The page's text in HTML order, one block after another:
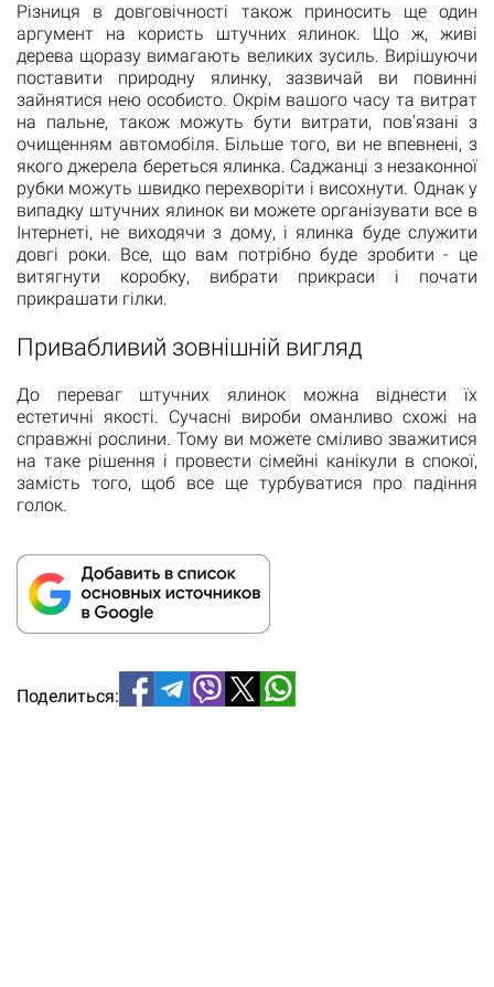
Різниця в довговічності також приносить ще один
аргумент на користь штучних ялинок. Що ж, живі
дерева щоразу вимагають великих зусиль. Вирішуючи
поставити природну ялинку, зазвичай ви повинні
зайнятися нею особисто. Окрім вашого часу та витрат
на пальне, також можуть бути витрати, пов'язані з
очищенням автомобіля. Більше того, ви не впевнені, з
якого джерела береться ялинка. Саджанці з незаконної
рубки можуть швидко перехворіти і висохнути. Однак у
випадку штучних ялинок ви можете організувати все в
Інтернеті, не виходячи з дому, і ялинка буде служити
довгі роки. Все, що вам потрібно буде зробити - це
витягнути коробку, вибрати прикраси і почати
прикрашати гілки.
Привабливий зовнішній вигляд
До переваг штучних ялинок можна віднести їх
естетичні якості. Сучасні вироби оманливо схожі на
справжні рослини. Тому ви можете сміливо зважитися
на таке рішення і провести сімейні канікули в спокої,
замість того, щоб все ще турбуватися про падіння
голок.
Поделиться: